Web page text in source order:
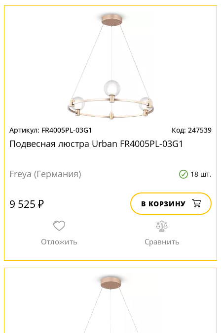
FR4005PL-03G1 247539
Подвесная люстра Urban FR4005PL-03G1
Freya (Германия) 18 шт.
9 525 ₽ В КОРЗИНУ